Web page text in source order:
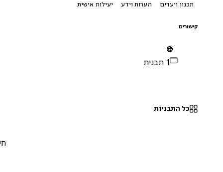
תכנון ויעדים הערות וידע יעילות אישית
כל התבניות
0